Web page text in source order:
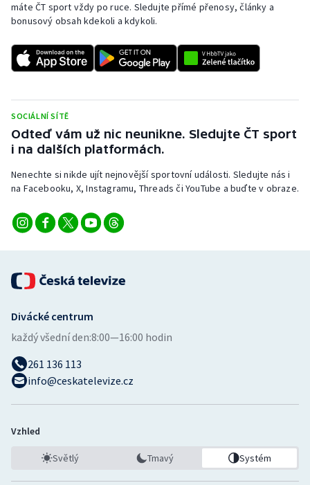
Ragby
Rychlobruslení
Short track
Sportovní střelba
Stolní tenis
Triatlon
Veslování
Vodní slalom
Volejbal
máte ČT sport vždy po ruce. Sledujte přímé přenosy, články a
bonusový obsah kdekoli a kdykoli.
SOCIÁLNÍ SÍTĚ
Odteď vám už nic neunikne. Sledujte ČT sport
i na dalších platformách.
Nenechte si nikde ujít nejnovější sportovní události. Sledujte nás i
na Facebooku, X, Instagramu, Threads či YouTube a buďte v obraze.
Divácké centrum
každý všední den:8:00—16:00 hodin
261 136 113
info@ceskatelevize.cz
Vzhled
Světlý Tmavý Systém